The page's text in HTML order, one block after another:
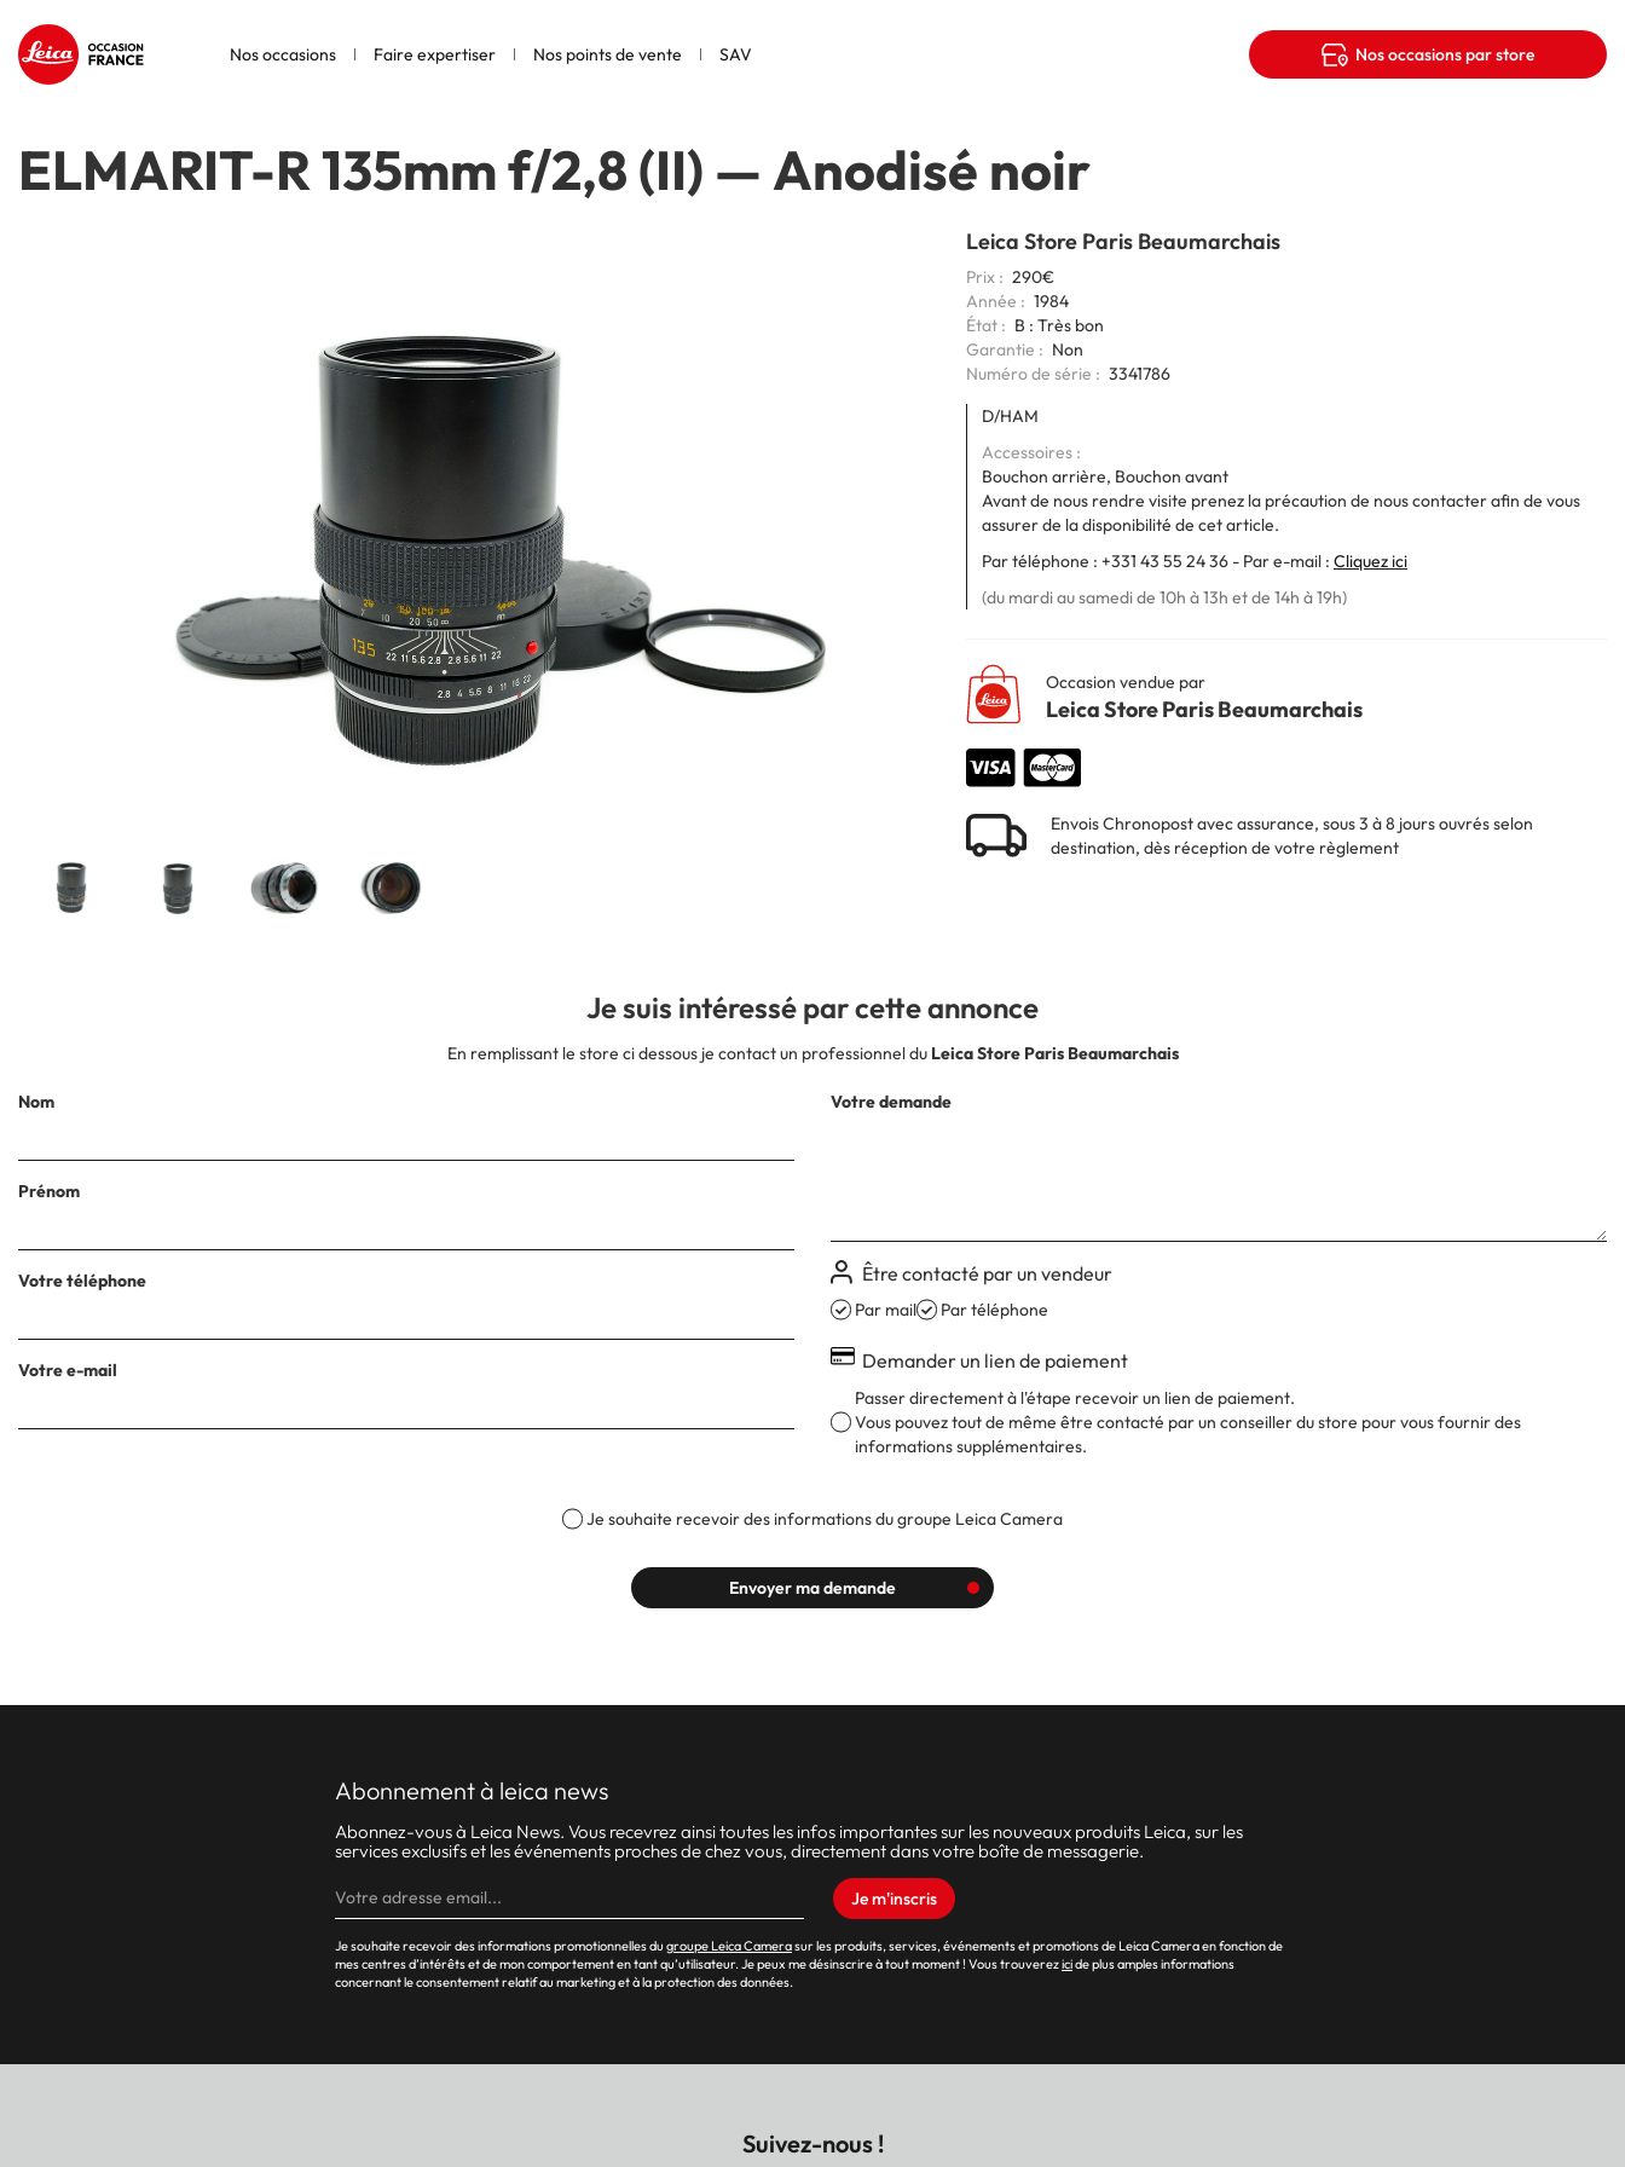
Nos occasions Faire expertiser Nos points de vente SAV Nos occasions par store
ELMARIT-R 135mm f/2,8 (II) —Anodisé noir
Leica Store Paris Beaumarchais
Prix
290€
Année
1984
État
B : Très bon
Garantie
Non
Codage
Numéro de série
3341786
D/HAM
Accessoires
Bouchon arrière, Bouchon avant
Avant de nous rendre visite prenez la précaution de nous contacter afin de vous
assurer de la disponibilité de cet article.
Par téléphone : +331 43 55 24 36 - Par e-mail : Cliquez ici
(du mardi au samedi de 10h à 13h et de 14h à 19h)
Occasion vendue par
Leica Store Paris Beaumarchais
Envois Chronopost avec assurance, sous 3 à 8 jours ouvrés selon
destination, dès réception de votre règlement
Je suis intéressé par cette annonce
En remplissant le store ci dessous je contact un professionnel du Leica Store Paris Beaumarchais
Nom
Prénom
Votre téléphone
Votre e-mail
Votre demande
Être contacté par un vendeur
Par mail Par téléphone
Demander un lien de paiement
Passer directement à l'étape recevoir un lien de paiement.
Vous pouvez tout de même être contacté par un conseiller du store pour vous fournir des
informations supplémentaires.
Je souhaite recevoir des informations du groupe Leica Camera
Envoyer ma demande
abonnement à leica news
Abonnez-vous à Leica News. Vous recevrez ainsi toutes les infos importantes sur les nouveaux produits Leica, sur les
services exclusifs et les événements proches de chez vous, directement dans votre boîte de messagerie.
Je m'inscris
Je souhaite recevoir des informations promotionnelles du groupe Leica Camerasur les produits, services, événements et promotions de Leica Camera en fonction de
mes centres d’intérêts et de mon comportement en tant qu’utilisateur. Je peux me désinscrire à tout moment ! Vous trouverezicide plus amples informations
concernant le consentement relatif au marketing et à la protection des données.
Suivez-nous !